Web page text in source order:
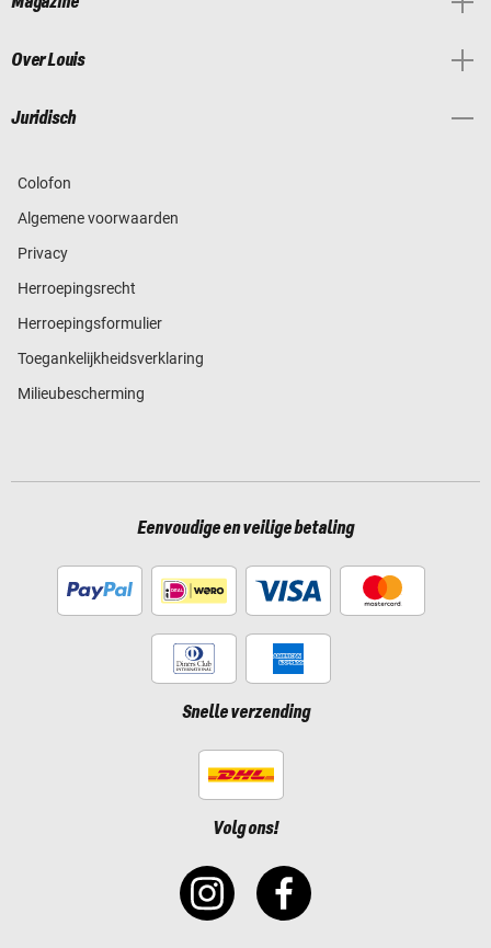
Over Louis
Juridisch
Colofon
Algemene voorwaarden
Privacy
Herroepingsrecht
Herroepingsformulier
Toegankelijkheidsverklaring
Milieubescherming
Eenvoudige en veilige betaling
Snelle verzending
Volg ons!